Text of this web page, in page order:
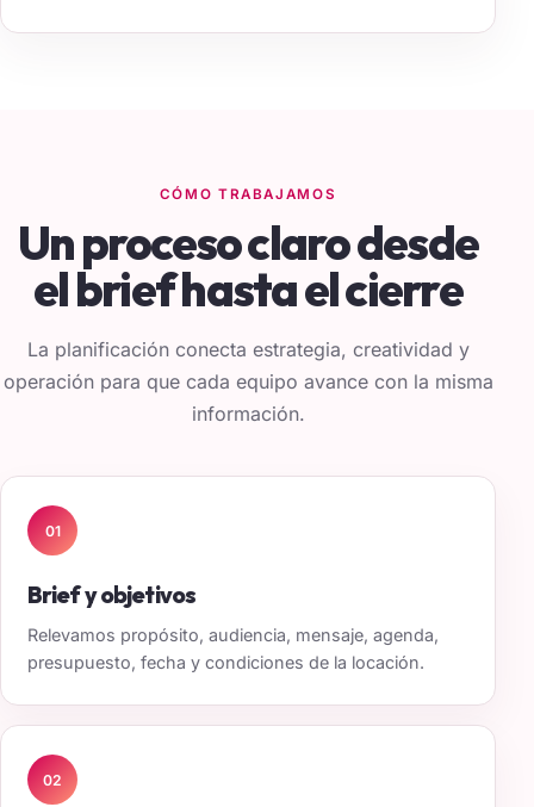
CÓMO TRABAJAMOS
Un proceso claro desde
el brief hasta el cierre
La planificación conecta estrategia, creatividad y
operación para que cada equipo avance con la misma
información.
01
Brief y objetivos
Relevamos propósito, audiencia, mensaje, agenda,
presupuesto, fecha y condiciones de la locación.
02